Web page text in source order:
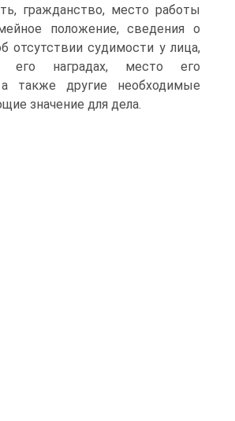
гражданство, место работы
положение, сведения о
отсутствии судимости у лица,
его наградах, место его
также другие необходимые
значение для дела.